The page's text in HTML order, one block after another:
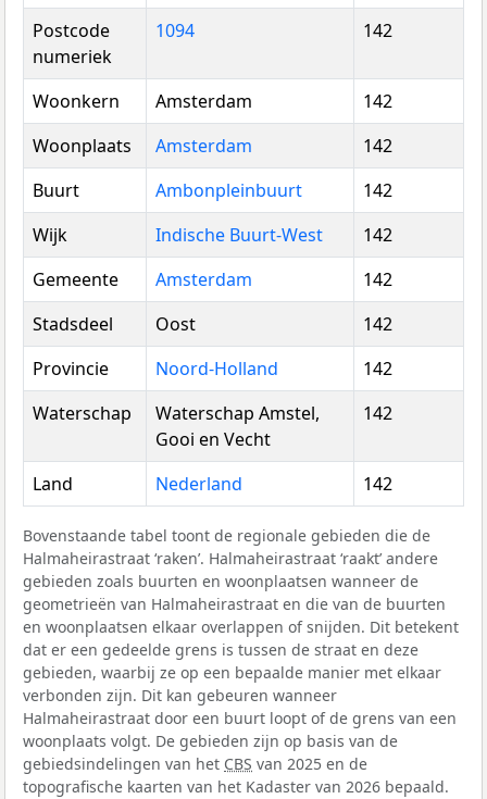
Postcode
numeriek
1094 142
Woonkern Amsterdam
142
Woonplaats
Amsterdam
142
Buurt
Ambonpleinbuurt
142
Wijk
Indische Buurt-West
142
Gemeente
Amsterdam
142
Stadsdeel
Oost
142
Provincie
Noord-Holland
142
Waterschap
Waterschap Amstel,
Gooi en Vecht
142
Land Nederland 142
Bovenstaande tabel toont de regionale gebieden die de
Halmaheirastraat ‘raken’. Halmaheirastraat ‘raakt’ andere
gebieden zoals buurten en woonplaatsen wanneer de
geometrieën van Halmaheirastraat en die van de buurten
en woonplaatsen elkaar overlappen of snijden. Dit betekent
dat er een gedeelde grens is tussen de straat en deze
gebieden, waarbij ze op een bepaalde manier met elkaar
verbonden zijn. Dit kan gebeuren wanneer
Halmaheirastraat door een buurt loopt of de grens van een
woonplaats volgt. De gebieden zijn op basis van de
gebiedsindelingen van het CBS van 2025 en de
topografische kaarten van het Kadaster van 2026 bepaald.